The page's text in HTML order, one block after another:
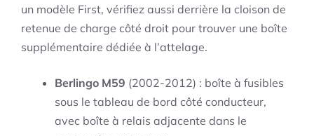
un modèle First, vérifiez aussi derrière la cloison de
retenue de charge côté droit pour trouver une boîte
supplémentaire dédiée à l’attelage.
Berlingo M59 (2002-2012) : boîte à fusibles
sous le tableau de bord côté conducteur,
avec boîte à relais adjacente dans le